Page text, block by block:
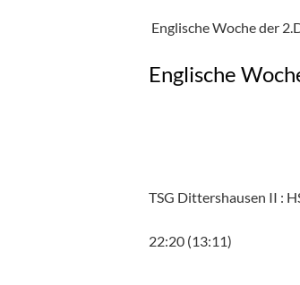
Englische Woche der
Englische
TSG Dittershausen II :
22:20 (13:11)